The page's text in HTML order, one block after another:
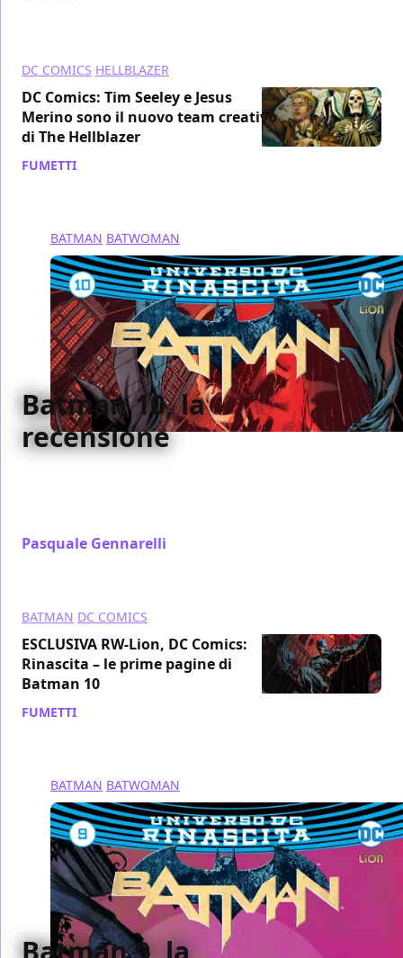
DC COMICS HELLBLAZER
DC Comics: Tim Seeley e Jesus
Merino sono il nuovo team creativo
di The Hellblazer
FUMETTI
BATMAN BATWOMAN
Batman 10, la
recensione
Pasquale Gennarelli
BATMAN DC COMICS
ESCLUSIVA RW-Lion, DC Comics:
Rinascita – le prime pagine di
Batman 10
FUMETTI
BATMAN BATWOMAN